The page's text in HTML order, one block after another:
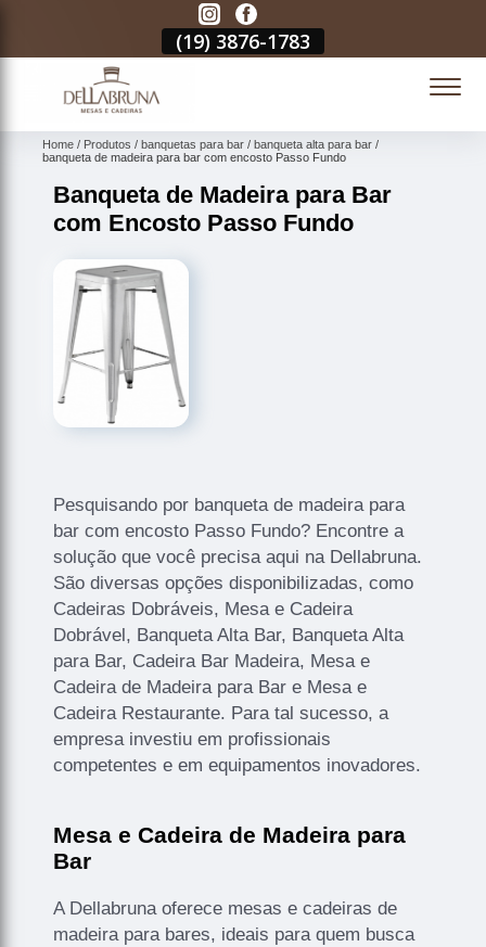
(19) 3876-1783
Home Produtos banquetas para bar
banqueta alta para bar
banqueta de madeira para bar com encosto Passo Fundo
Banqueta de Madeira para Bar
com Encosto Passo Fundo
Pesquisando por banqueta de madeira para
bar com encosto Passo Fundo? Encontre a
solução que você precisa aqui na Dellabruna.
São diversas opções disponibilizadas, como
Cadeiras Dobráveis, Mesa e Cadeira
Dobrável, Banqueta Alta Bar, Banqueta Alta
para Bar, Cadeira Bar Madeira, Mesa e
Cadeira de Madeira para Bar e Mesa e
Cadeira Restaurante. Para tal sucesso, a
empresa investiu em profissionais
competentes e em equipamentos inovadores.
Mesa e Cadeira de Madeira para
Bar
A Dellabruna oferece mesas e cadeiras de
madeira para bares, ideais para quem busca